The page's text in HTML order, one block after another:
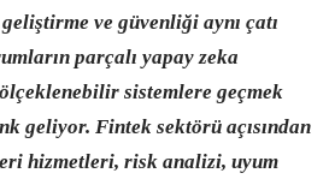
ve güvenliği aynı çatı
parçalı yapay zeka
sistemlere geçmek
geliyor. Fintek sektörü açısından
hizmetleri, risk analizi, uyum